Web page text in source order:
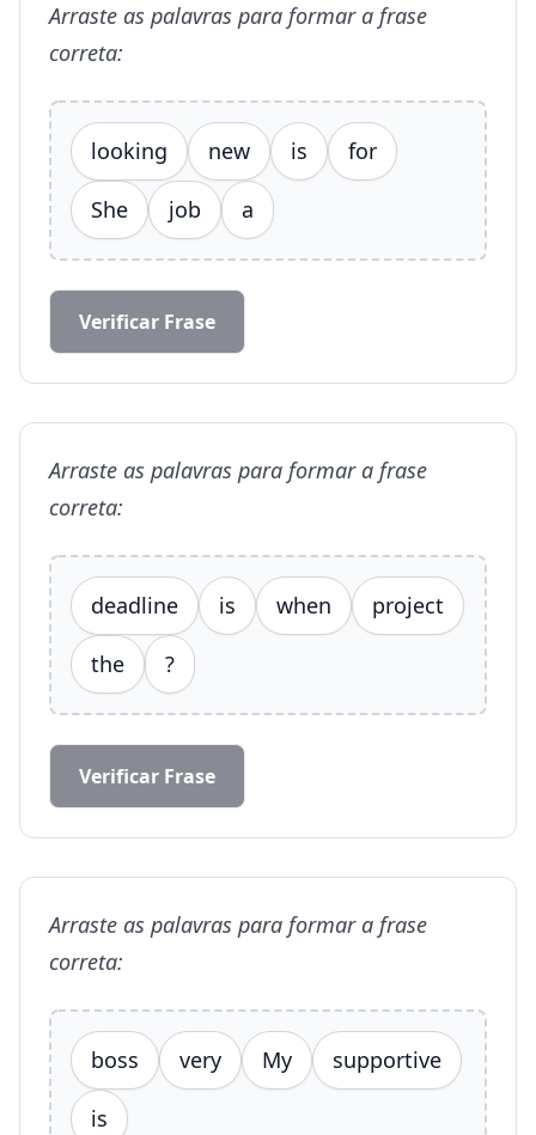
Arraste as palavras para formar a frase
correta:
looking new is for
She job a
Verificar Frase
Arraste as palavras para formar a frase
correta:
deadline is when project
the ?
Verificar Frase
Arraste as palavras para formar a frase
correta:
boss very My supportive
is